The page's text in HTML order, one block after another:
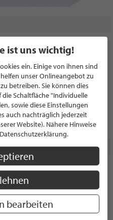
ist uns wichtig!
ein. Einige von ihnen sind
unser Onlineangebot zu
betreiben. Sie können dies
Schaltfläche "Individuelle
sowie diese Einstellungen
auch nachträglich jederzeit
Website). Nähere Hinweise
bearbeiten